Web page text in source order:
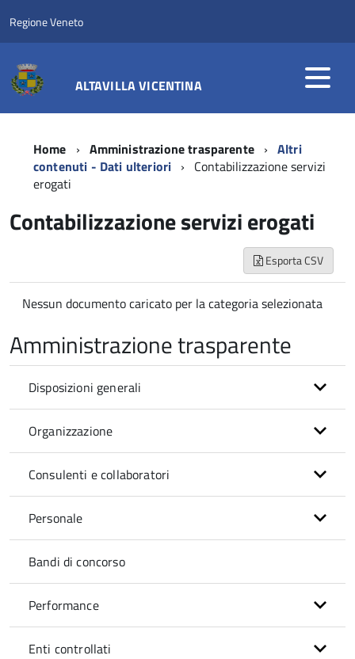
Regione Veneto
ALTAVILLA VICENTINA
Home Amministrazione trasparente
Altri
contenuti - Dati ulteriori
Contabilizzazione servizi
erogati
Contabilizzazione servizi erogati
Esporta CSV
Nessun documento caricato per la categoria selezionata
Amministrazione trasparente
Disposizioni generali
Organizzazione
Consulenti e collaboratori
Personale
Bandi di concorso
Performance
Enti controllati